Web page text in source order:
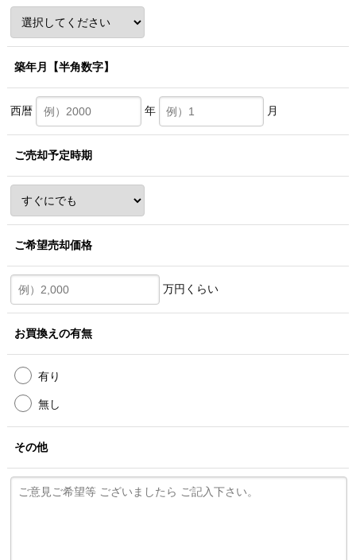
築年月 【半角数字】
西暦 年 月
ご売却予定時期
ご希望売却価格
万円くらい
お買換えの有無
有り
無し
その他